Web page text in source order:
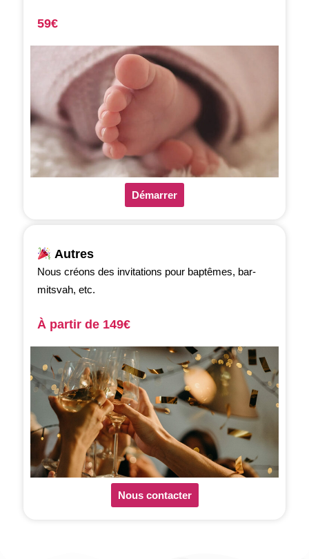
59€
Démarrer
Autres
Nous créons des invitations pour baptêmes, bar-
mitsvah, etc.
À partir de 149€
Nous contacter